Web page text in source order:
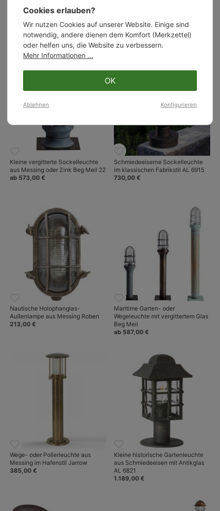
Lumi: Aire Lighting – Nostalgische Manufaktur-Leuchten für den
Gartenleuchten
Ähnliche Artikel:
Kleine vergitterte Sockelleuchte
aus Messing oder Zink Beg Meil 22
ab 573,00 €
Schmiedeeiserne Sockelleuchte
im klassischen Fabrikstil AL 6915
730,00 €
Nautische Holophanglas-
Außenlampe aus Messing Roben
213,00 €
Maritime Garten- oder
Wegeleuchte mit vergittertem Glas
Beg Meil
ab 587,00 €
Wege- oder Pollerleuchte aus
Messing im Hafenstil Jarrow
385,00 €
Kleine historische Gartenleuchte
aus Schmiedeeisen mit Antikglas
AL 6821
1.189,00 €
Cookies erlauben?
Wir nutzen Cookies auf unserer Website. Einige sind
notwendig, andere dienen dem Komfort (Merkzettel)
oder helfen uns, die Website zu verbessern.
Mehr Informationen ...
OK
Ablehnen Konfigurieren